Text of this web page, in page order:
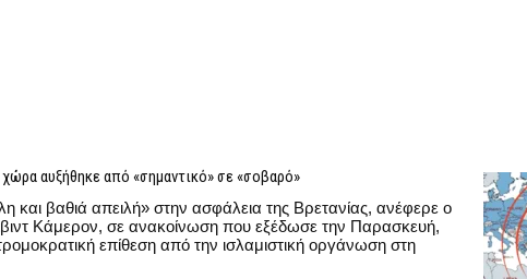
αυξήθηκε από «σημαντικό» σε «σοβαρό»
και βαθιά απειλή» στην ασφάλεια της Βρετανίας, ανέφερε ο
Κάμερον, σε ανακοίνωση που εξέδωσε την Παρασκευή,
επίθεση από την ισλαμιστική οργάνωση στη